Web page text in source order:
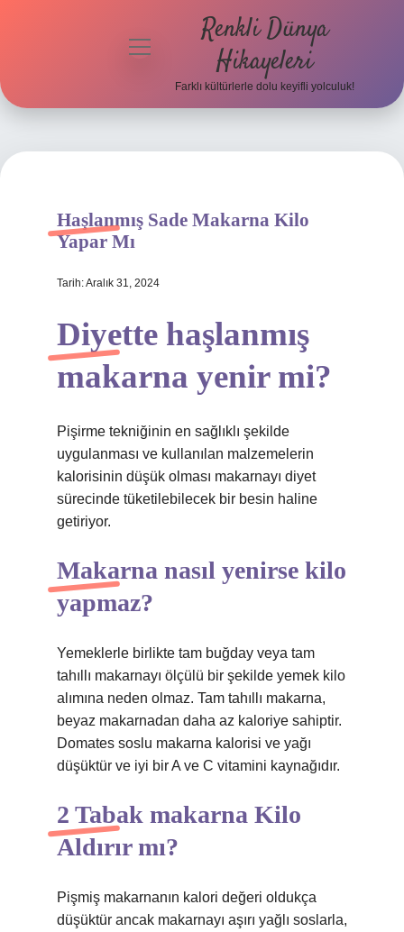
Hakkımızda
menüyü
Renkli Dünya
Hikayeleri
Farklı kültürlerle dolu keyifli yolculuk!
Haşlanmış Sade Makarna Kilo
Yapar Mı
Tarih: Aralık 31, 2024
Diyette haşlanmış
makarna yenir mi?
Pişirme tekniğinin en sağlıklı şekilde
uygulanması ve kullanılan malzemelerin
kalorisinin düşük olması makarnayı diyet
sürecinde tüketilebilecek bir besin haline
getiriyor.
Makarna nasıl yenirse kilo
yapmaz?
Yemeklerle birlikte tam buğday veya tam
tahıllı makarnayı ölçülü bir şekilde yemek kilo
alımına neden olmaz. Tam tahıllı makarna,
beyaz makarnadan daha az kaloriye sahiptir.
Domates soslu makarna kalorisi ve yağı
düşüktür ve iyi bir A ve C vitamini kaynağıdır.
2 Tabak makarna Kilo
Aldırır mı?
Pişmiş makarnanın kalori değeri oldukça
düşüktür ancak makarnayı aşırı yağlı soslarla,